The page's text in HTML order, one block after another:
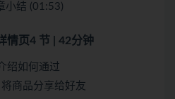
小结 (01:53)
情页4 节 | 42分钟
绍如何通过
商品分享给好友